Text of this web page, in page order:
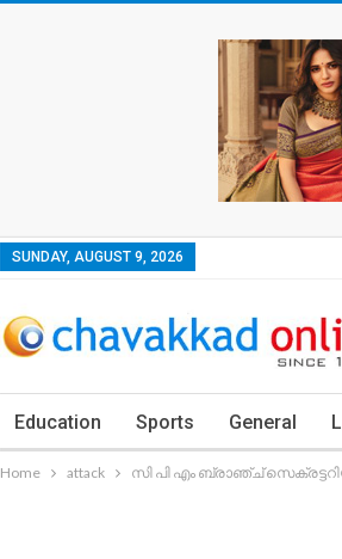
SUNDAY, AUGUST 9, 2026
Education Sports General
Home attack സി പി എം ബ്രാഞ്ച്